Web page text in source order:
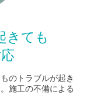
きても
のトラブルが起き
施工の不備による